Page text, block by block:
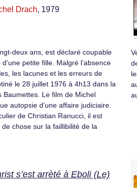
Drach, 1979
deux ans, est déclaré coupable
petite fille. Malgré l’absence
les lacunes et les erreurs de
le 28 juillet 1976 à 4h13 dans la
Baumettes. Le film de Michel
autopsie d’une affaire judiciaire.
de Christian Ranucci, il est
chose sur la faillibilité de la
s’est arrèté à Eboli (Le)